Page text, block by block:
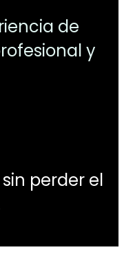
de
y
perder el